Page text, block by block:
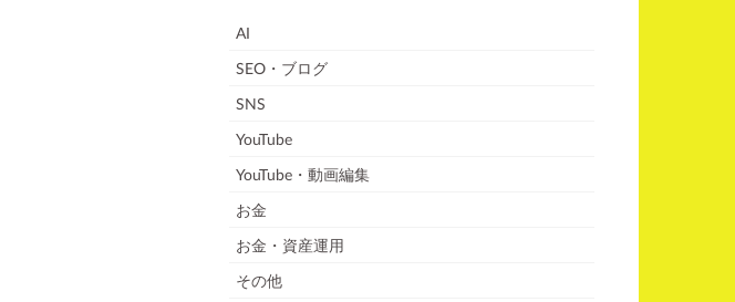
AI
SEO・ブログ
SNS
YouTube
YouTube・動画編集
お金
お金・資産運用
その他